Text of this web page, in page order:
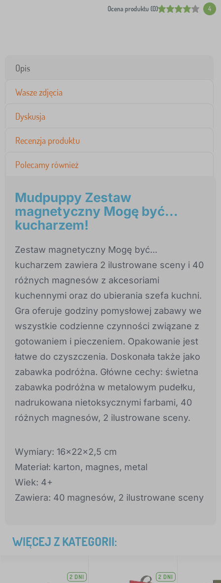
Ocena produktu (0) 4
Opis
Wasze zdjęcia
Dyskusja
Recenzja produktu
Polecamy również
Mudpuppy Zestaw
magnetyczny Mogę być...
kucharzem!
Zestaw magnetyczny Mogę być...
kucharzem zawiera 2 ilustrowane sceny i 40
różnych magnesów z akcesoriami
kuchennymi oraz do ubierania szefa kuchni.
Gra oferuje godziny pomysłowej zabawy we
wszystkie codzienne czynności związane z
gotowaniem i pieczeniem. Opakowanie jest
łatwe do czyszczenia. Doskonała także jako
zabawka podróżna. Główne cechy: świetna
zabawka podróżna w metalowym pudełku,
nadrukowana nietoksycznymi farbami, 40
różnych magnesów, 2 ilustrowane sceny.
Wymiary: 16x22x2,5 cm
Materiał: karton, magnes, metal
Wiek: 4+
Zawiera: 40 magnesów, 2 ilustrowane sceny
WIĘCEJ Z KATEGORII:
2 DNI 2 DNI